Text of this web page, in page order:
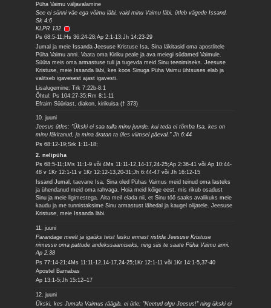
Püha Vaimu väljavalamine
See ei sünni väe ega võimu läbi, vaid minu Vaimu läbi, ütleb vägede Issand.
Sk 4:6
KLPR 132
Ps 68:5-11;Hs 36:24-28;Ap 2:1-13;Jh 14:23-29
Jumal ja meie Issanda Jeesuse Kristuse Isa, Sina läkitasid oma apostlitele
Püha Vaimu anni. Vaata oma Kiriku peale ja ava meiegi südamed Vaimule.
Süüta meis oma armastuse tuli ja tugevda meid Sinu teenimiseks. Jeesuse
Kristuse, meie Issanda läbi, kes koos Sinuga Püha Vaimu ühtsuses elab ja
valitseb igavesest ajast igavesti.
Lisalugemine: Trk 7:22b-8:1
Õhtul: Ps 104:27-35;Rm 8:1-11
Efraim Süüriast, diakon, kirikuisa († 373)
10. juuni
Jeesus ütles: "Ükski ei saa tulla minu juurde, kui teda ei tõmba Isa, kes on
minu läkitanud, ja mina äratan ta üles viimsel päeval." Jh 6:44
Ps 68:12-19;Srk 1:11-18;
2. nelipüha
Ps 68:5-11;1Ms 11:1-9 või 4Ms 11:11-12,14-17,24-25;Ap 2:36-41 või Ap 10:44-
48 v 1Kr 12:1-11 v 1Kr 12:12-13,20-31;Jh 6:44-47 või Jh 16:12-15
Issand Jumal, taevane Isa, Sina oled Pühas Vaimus meid teinud oma lasteks
ja ühendanud meid oma rahvaga. Hoia meid kõige eest, mis rikub osadust
Sinu ja meie ligimestega. Aita meil elada nii, et Sinu töö saaks avalikuks meie
kaudu ja me tunnistaksime Sinu armastust lähedal ja kaugel olijatele. Jeesuse
Kristuse, meie Issanda läbi.
11. juuni
Parandage meelt ja igaüks teist lasku ennast ristida Jeesuse Kristuse
nimesse oma pattude andekssaamiseks, ning siis te saate Püha Vaimu anni.
Ap 2:38
Ps 77:14-21;4Ms 11:11-12,14-17,24-25;1Kr 12:1-11 või 1Kr 14:1-5,37-40
Apostel Barnabas
Ap 13:1-5;Jh 15:12–17
12. juuni
Ükski, kes Jumala Vaimus räägib, ei ütle: "Neetud olgu Jeesus!" ning ükski ei